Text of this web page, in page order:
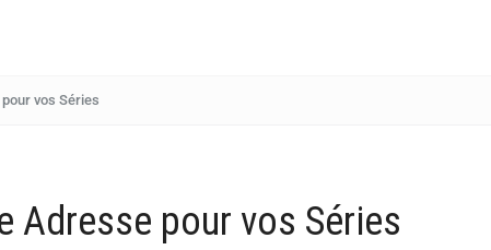
vos Séries
Adresse pour vos Séries